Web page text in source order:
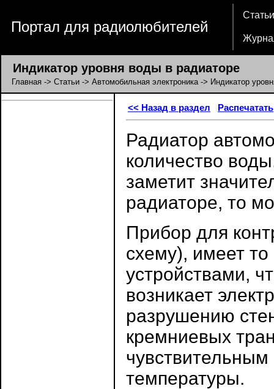
Портал для радиолюбителей
Статьи
Индикатор уровня воды в радиаторе
Главная -> Статьи -> Автомобильная электроника-> Индикатор
<< Назад в раздел Распечатать
Радиатор
количество
заметит
радиаторе, то
Прибор для
схему), имеет
устройствами,
возникает
разрушению
кремниевых
температуры.